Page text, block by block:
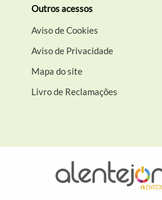
Outros acessos
Aviso de Cookies
Aviso de Privacidade
Mapa do site
Livro de Reclamações